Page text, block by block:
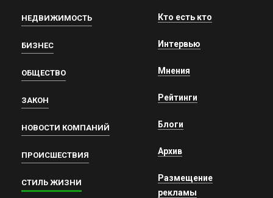
НЕДВИЖИМОСТЬ
БИЗНЕС
ОБЩЕСТВО
ЗАКОН
НОВОСТИ КОМПАНИЙ
ПРОИСШЕСТВИЯ
СТИЛЬ ЖИЗНИ
Кто есть кто
Интервью
Мнения
Рейтинги
Блоги
Архив
Размещение
рекламы